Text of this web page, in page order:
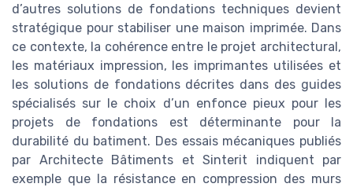
d’autres solutions de fondations techniques devient
stratégique pour stabiliser une maison imprimée. Dans
ce contexte, la cohérence entre le projet architectural,
les matériaux impression, les imprimantes utilisées et
les solutions de fondations décrites dans des guides
spécialisés sur le choix d’un enfonce pieux pour les
projets de fondations est déterminante pour la
durabilité du batiment. Des essais mécaniques publiés
par Architecte Bâtiments et Sinterit indiquent par
exemple que la résistance en compression des murs